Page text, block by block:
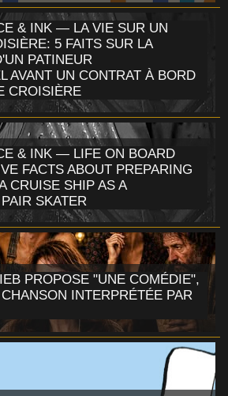
& INK — LA VIE SUR UN
5 FAITS SUR LA
PATINEUR
AVANT UN CONTRAT À BORD
CROISIÈRE
& INK — LIFE ON BOARD
FACTS ABOUT PREPARING
CRUISE SHIP AS A
SKATER
PROPOSE "UNE COMÉDIE",
INTERPRÉTÉE PAR